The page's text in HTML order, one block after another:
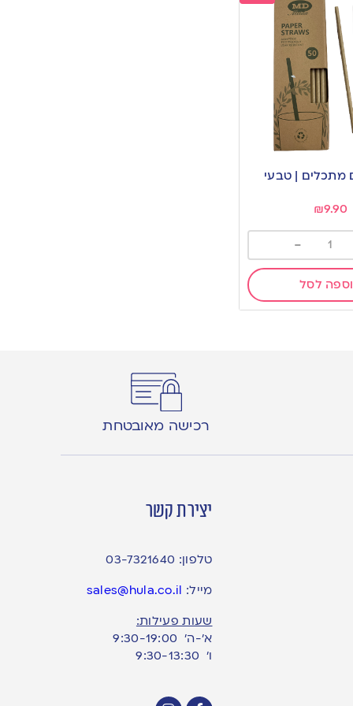
₪9.90
-
לסל
רכישה מאובטחת
יצירת קשר
טלפון: 03-7321640
מייל: sales@hula.co.il
שעות פעילות:
א’-ה’ 9:30-19:00
ו׳ 9:30-13:30